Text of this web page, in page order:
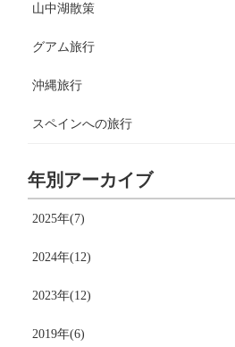
山中湖散策
グアム旅行
沖縄旅行
スペインへの旅行
年別アーカイブ
2025年(7)
2024年(12)
2023年(12)
2019年(6)